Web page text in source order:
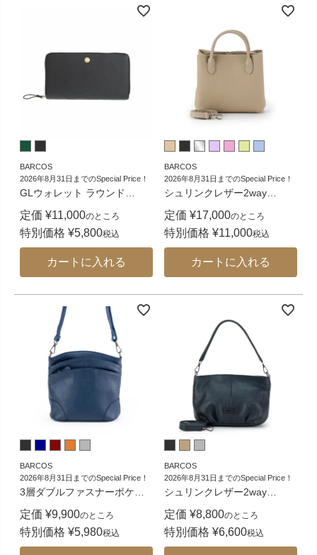
BARCOS
2026年8月31日までのSpecial Price！
GLウォレット ラウンド
定価 ¥11,000のところ
特別価格 ¥5,800税込
カートに入れる
BARCOS
2026年8月31日までのSpecial Price！
シュリンクレザー2way
定価 ¥17,000のところ
特別価格 ¥11,000税込
カートに入れる
BARCOS
2026年8月31日までのSpecial Price！
3層ダブルファスナーポケ
定価 ¥9,900のところ
特別価格 ¥5,980税込
BARCOS
2026年8月31日までのSpecial Price！
シュリンクレザー2way
定価 ¥8,800のところ
特別価格 ¥6,600税込